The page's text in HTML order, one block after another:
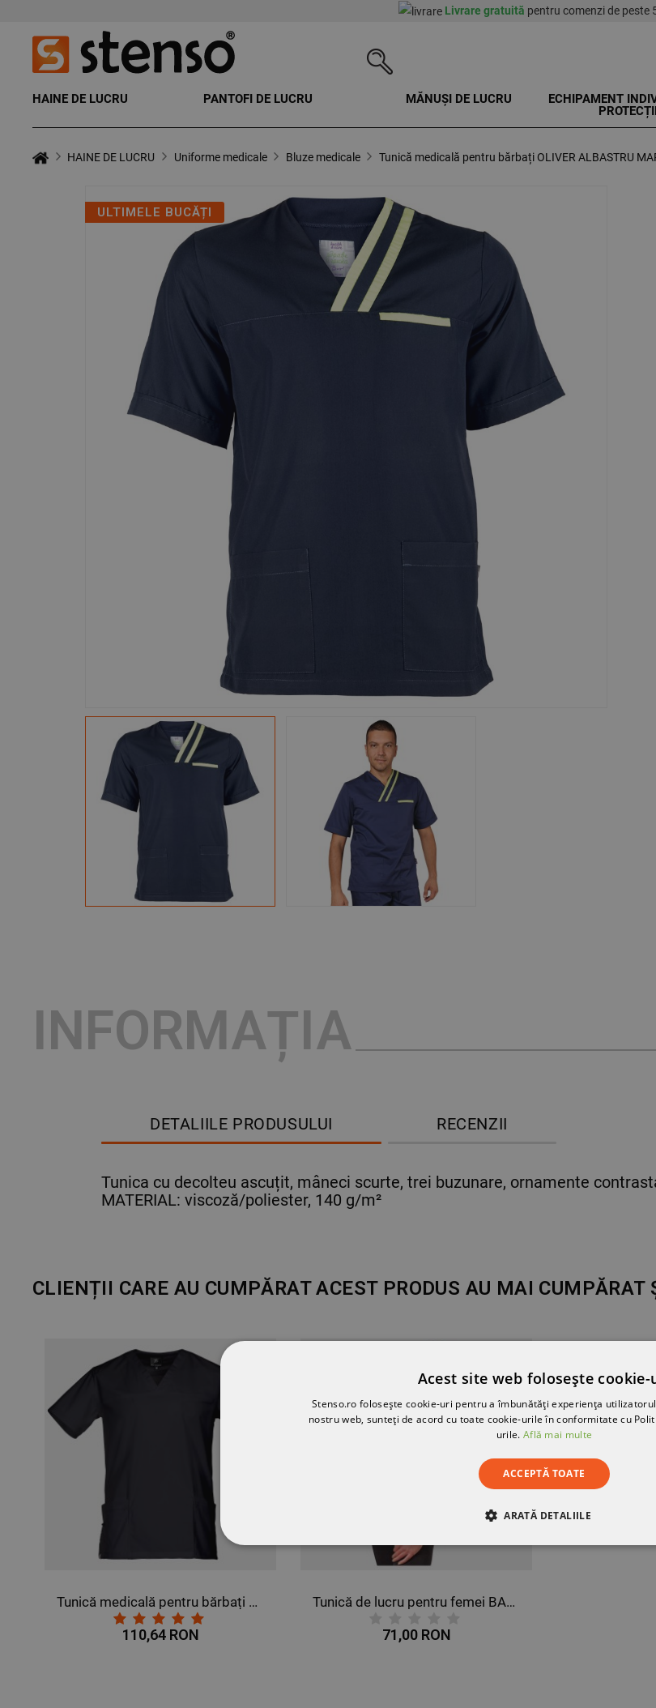
Livrare gratuită pentru comenzi de peste
HAINE DE LUCRU PANTOFI DE LUCRU MĂNUȘI DE LUCRU
ECHIPAMENT
HAINE DE LUCRU Uniforme medicale Bluze medicale Tunică medicală pentru bărbați OLIVER ALBASTRU
ULTIMELE BUCĂȚI
INFORMAȚIA
DETALIILE PRODUSULUI RECENZII
Tunica cu decolteu ascuțit, mâneci scurte, trei buzunare, ornamente
MATERIAL: viscoză/poliester, 140 g/m²
CLIENȚII CARE AU CUMPĂRAT ACEST PRODUS AU MAI CUMPĂRAT
Tunică medicală pentru bărbați VICTOR NEGRU
110,64 RON
Tunică de lucru pentru femei BARISA
71,00 RON
Acest site web folosește cookie-
Stenso.ro folosește cookie-uri pentru a îmbunătăți experiența
nostru web, sunteți de acord cu toate cookie-urile în conformitate cu
urile. Află mai multe
ACCEPTĂ TOATE
ARATĂ DETALIILE
DE PERFORMANȚĂ